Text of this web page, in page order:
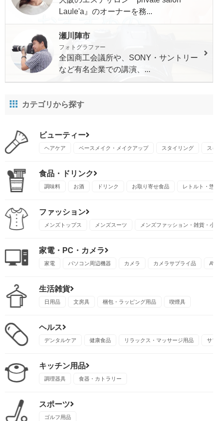
Laule'a』のオーナーを務...
瀬川陣市
フォトグラファー
全国商工会議所や、SONY・サントリー
など有名企業での講演、...
カテゴリから探す
ビューティー
ヘアケア ベースメイク・メイクアップ スタイリング ス
食品・ドリンク
調味料 お酒 ドリンク お取り寄せ食品 レトルト・惣
ファッション
メンズトップス メンズスーツ メンズファッション・雑貨・小
家電・PC・カメラ
家電 パソコン周辺機器 カメラ カメラサプライ品 AV
生活雑貨
日用品 文房具 梱包・ラッピング用品 喫煙具
ヘルス
デンタルケア 健康食品 リラックス・マッサージ用品 サ
キッチン用品
調理器具 食器・カトラリー
スポーツ
ゴルフ用品